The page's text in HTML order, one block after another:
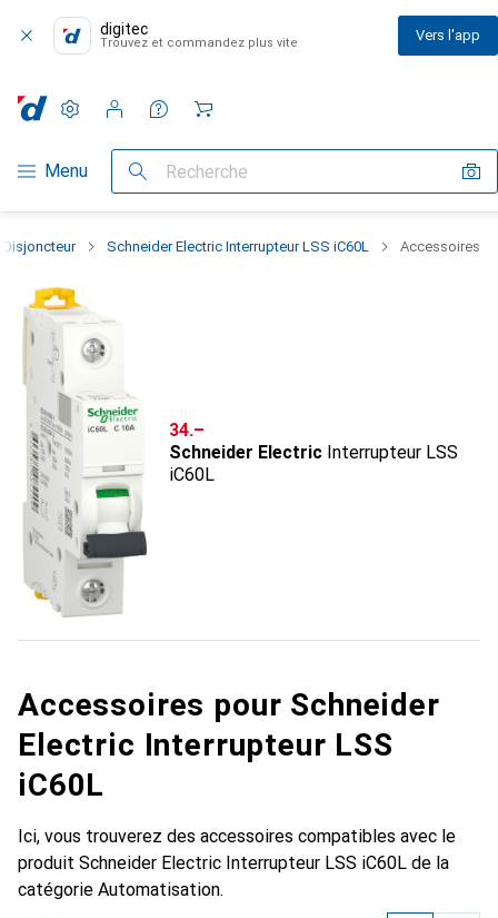
digitec
Trouvez et commandez plus vite Vers l'app
Navigation par catégorie
Menu Recherche
Paramètres
Compte client
Listes de comparaison
Listes d'envies
Panier
Disjoncteur Schneider Electric Interrupteur LSS iC60L Accessoires
CHF
34.–
Schneider Electric Interrupteur LSS
iC60L
Accessoires pour Schneider
Electric Interrupteur LSS
iC60L
Ici, vous trouverez des accessoires compatibles avec le
produit Schneider Electric Interrupteur LSS iC60L de la
catégorie Automatisation.